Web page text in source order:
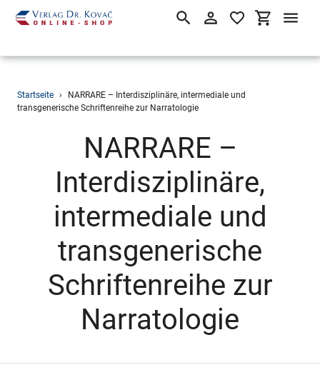
Direkt
zum
SuchenEinloggen
Startseite ›
NARRARE – Interdisziplinäre, intermediale und
transgenerische Schriftenreihe zur Narratologie
S
a
m
m
l
u
NARRARE –
Interdisziplinäre,
intermediale und
transgenerische
Schriftenreihe zur
Narratologie